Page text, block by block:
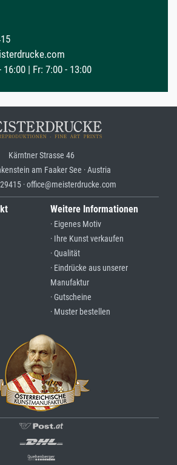
16:00 | Fr: 7:00 - 13:00
Kärntner Strasse 46
am Faaker See · Austria
· office@meisterdrucke.com
Weitere Informationen
· Eigenes Motiv
· Ihre Kunst verkaufen
· Qualität
· Eindrücke aus unserer
Manufaktur
· Gutscheine
· Muster bestellen